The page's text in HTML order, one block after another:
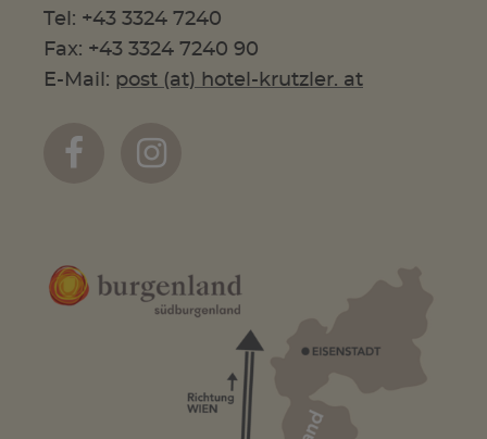
Tel: +43 3324 7240
Fax: +43 3324 7240 90
E-Mail: post (at) hotel-krutzler. at
 